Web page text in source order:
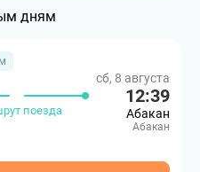
дням
поезда
сб, 8 августа
12:39
Абакан
Абакан